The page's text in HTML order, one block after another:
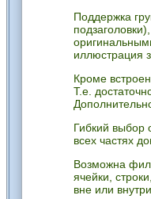
Поддержка
иллюстрация
Кроме
Т.е.
Гибкий выбор
всех частях
Возможна
ячейки,
вне или